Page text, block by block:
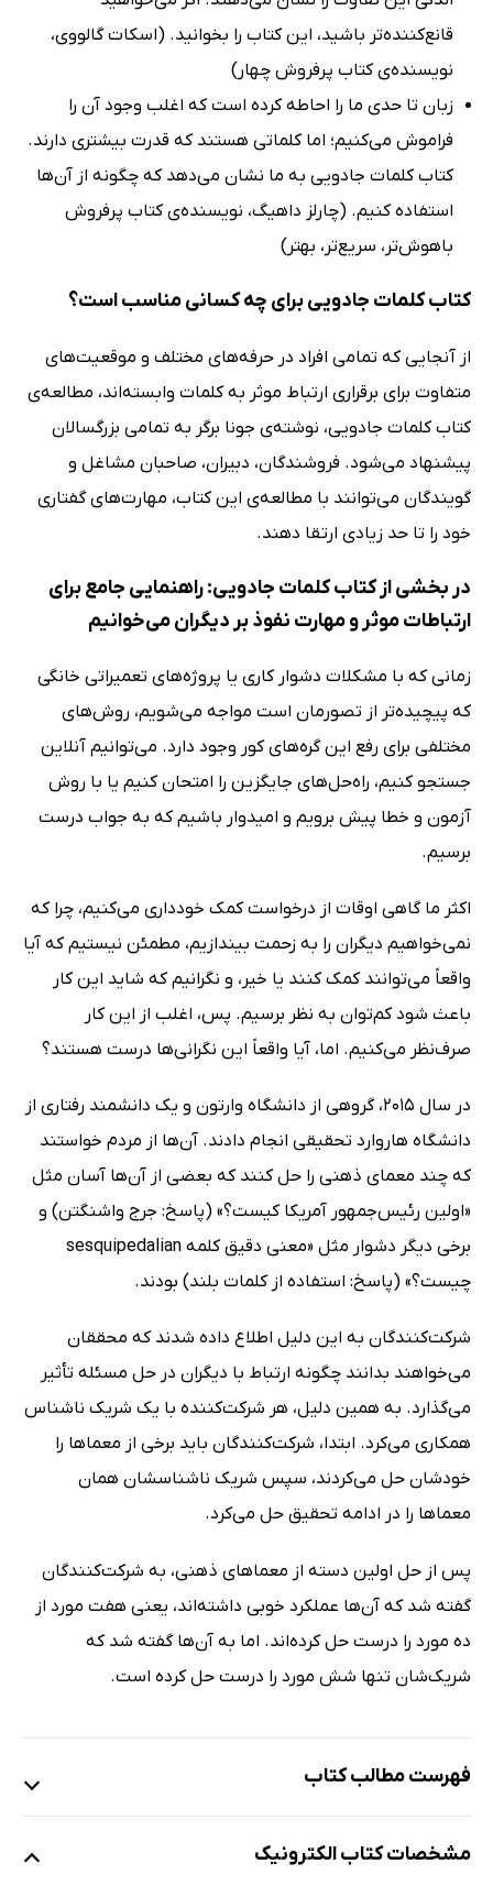
قانع‌کننده‌تر باشید، این کتاب را بخوانید. (اسکات گالووی،
نویسنده‌ی کتاب پرفروش چهار)
زبان تا حدی ما را احاطه کرده است که اغلب وجود آن را
فراموش می‌کنیم؛ اما کلماتی هستند که قدرت بیشتری دارند.
کتاب کلمات جادویی به ما نشان می‌دهد که چگونه از آن‌ها
استفاده کنیم. (چارلز داهیگ‌، نویسنده‌ی کتاب پرفروش
باهوش‌تر، سریع‌تر، بهتر)
کتاب کلمات جادویی برای چه کسانی مناسب است؟
از آنجایی که تمامی افراد در حرفه‌های مختلف و موقعیت‌های
متفاوت برای برقراری ارتباط موثر به کلمات وابسته‌اند، مطالعه‌ی
کتاب کلمات جادویی، نوشته‌ی جونا برگر به تمامی بزرگسالان
پیشنهاد می‌شود. فروشندگان، دبیران، صاحبان مشاغل و
گویندگان می‌توانند با مطالعه‌ی این کتاب، مهارت‌های گفتاری
خود را تا حد زیادی ارتقا دهند.
در بخشی از کتاب کلمات جادویی: راهنمایی جامع برای
ارتباطات موثر و مهارت نفوذ بر دیگران می‌خوانیم
زمانی که با مشکلات دشوار کاری یا پروژه‌های تعمیراتی خانگی
که پیچیده‌تر از تصورمان است مواجه می‌شویم، روش‌های
مختلفی برای رفع این گره‌های کور وجود دارد. می‌توانیم آنلاین
جستجو کنیم، راه‌حل‌های جایگزین را امتحان کنیم یا با روش
آزمون و خطا پیش برویم و امیدوار باشیم که به جواب درست
برسیم.
اکثر ما گاهی اوقات از درخواست کمک خودداری می‌کنیم، چرا که
نمی‌خواهیم دیگران را به زحمت بیندازیم، مطمئن نیستیم که آیا
واقعاً می‌توانند کمک کنند یا خیر، و نگرانیم که شاید این کار
باعث شود کم‌توان به نظر برسیم. پس، اغلب از این کار
صرف‌نظر می‌کنیم. اما، آیا واقعاً این نگرانی‌ها درست هستند؟
در سال 2015، گروهی از دانشگاه وارتون و یک دانشمند رفتاری از
دانشگاه هاروارد تحقیقی انجام دادند. آن‌ها از مردم خواستند
که چند معمای ذهنی را حل کنند که بعضی از آن‌ها آسان مثل
«اولین رئیس‌جمهور آمریکا کیست؟» (پاسخ: جرج واشنگتن) و
برخی دیگر دشوار مثل «معنی دقیق کلمه sesquipedalian
چیست؟» (پاسخ: استفاده از کلمات بلند) بودند.
شرکت‌کنندگان به این دلیل اطلاع داده شدند که محققان
می‌خواهند بدانند چگونه ارتباط با دیگران در حل مسئله تأثیر
می‌گذارد. به همین دلیل، هر شرکت‌کننده با یک شریک ناشناس
همکاری می‌کرد. ابتدا، شرکت‌کنندگان باید برخی از معماها را
خودشان حل می‌کردند، سپس شریک ناشناسشان همان
معماها را در ادامه تحقیق حل می‌کرد.
پس از حل اولین دسته از معماهای ذهنی، به شرکت‌کنندگان
گفته شد که آن‌ها عملکرد خوبی داشته‌اند، یعنی هفت مورد از
ده مورد را درست حل کرده‌اند. اما به آن‌ها گفته شد که
شریک‌شان تنها شش مورد را درست حل کرده است.
فهرست مطالب کتاب
فصل اول: شناسه و نمایندگی را فعال کنید
مشخصات کتاب الکترونیک